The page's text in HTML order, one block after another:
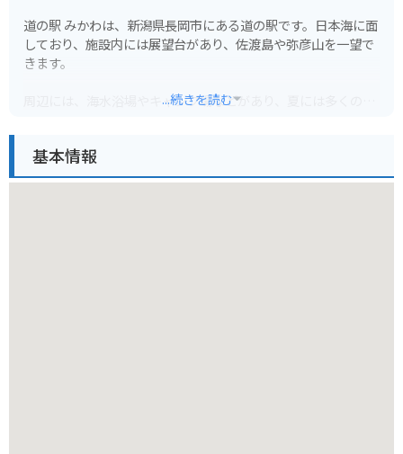
道の駅 みかわは、新潟県長岡市にある道の駅です。日本海に面
しており、施設内には展望台があり、佐渡島や弥彦山を一望で
きます。
周辺には、海水浴場やキャンプ場などがあり、夏には多くの観
きます。温泉はナトリウム-塩化物強塩泉で、保温効果が高く湯
冷めしにくいのが特徴です。
...続きを読む
基本情報